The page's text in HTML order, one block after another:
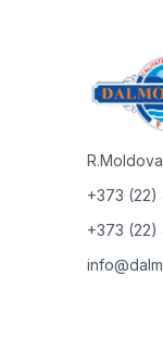
R.Moldova
+373 (22)
+373